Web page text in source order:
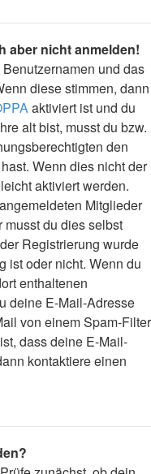
aber nicht anmelden!
und das
diese stimmen, dann
aktiviert ist und du
alt bist, musst du bzw.
den
Wenn dies nicht der
aktiviert werden.
Mitglieder
du dies selbst
Registrierung wurde
ist oder nicht. Wenn du
enthaltenen
deine E-Mail-Adresse
von einem Spam-Filter
dass deine E-Mail-
kontaktiere einen